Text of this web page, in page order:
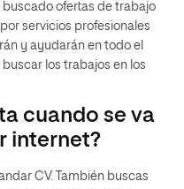
ofertas de trabajo
servicios profesionales
y ayudarán en todo el
los trabajos en los
cuando se va
internet?
CV. También buscas